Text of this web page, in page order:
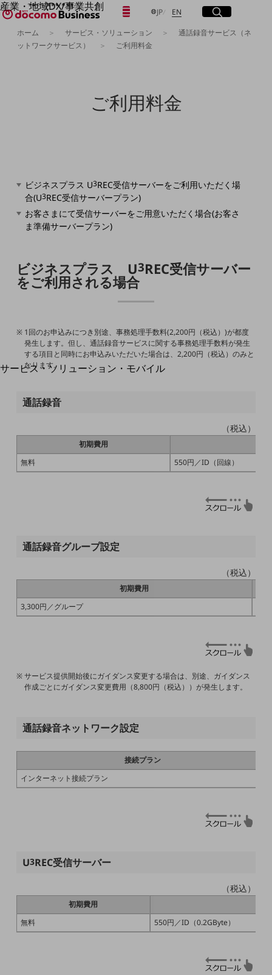
産業・地域DX/事業共創
OPEN HUB for Plural Futures
自律・分散・協調型社会の実現を目指し、
「社会可能性」を探究・実装する事業共創エコシステムです。
プレイヤー(カタリスト/パートナー企業)
Smart Healthcare
Smart Industry
Smart Mobility
Smart Worksite
生成AI(Generative AI)
地域社会を支える皆さまと地域課題の解決や
地域経済のさらなる活性化に取り組みます
自治体・地域社会との共創
LGPF(Local Government Platform)
別ウィンドウで開きます
サービス・ソリューション・モバイル
DXに関する課題を解決する
カテゴリーで探すTOP
ネットワーク・モバイル
データ利活用
災害対策・BCP
コミュニケーション・情報共有
マーケティング
業務効率化
セキュリティ対策
顧客体験（CX）改善
自動化・省電化
JP日本語
ENEnglishサイト内検索
開く
メニュー
開く
ホーム サービス・ソリューション
通話録音サービス（ネ
ットワークサービス）
ご利用料金
ご利用料金
ビジネスプラス U3REC受信サーバーをご利用いただく場
合(U3REC受信サーバープラン)
お客さまにて受信サーバーをご用意いただく場合(お客さ
ま準備サーバープラン)
ビジネスプラス U3REC受信サーバー
をご利用される場合
1回のお申込みにつき別途、事務処理手数料(2,200円（税込）)が都度
発生します。但し、通話録音サービスに関する事務処理手数料が発生
する項目と同時にお申込みいただいた場合は、2,200円（税込）のみと
なります。
通話録音
（税込）
初期費用
無料
550円／ID（回線）
通話録音グループ設定
（税込）
初期費用
3,300円／グループ
サービス提供開始後にガイダンス変更する場合は、別途、ガイダンス
作成ごとにガイダンス変更費用（8,800円（税込））が発生します。
通話録音ネットワーク設定
接続プラン
インターネット接続プラン
U3REC受信サーバー
（税込）
初期費用
無料
550円／ID（0.2GByte）